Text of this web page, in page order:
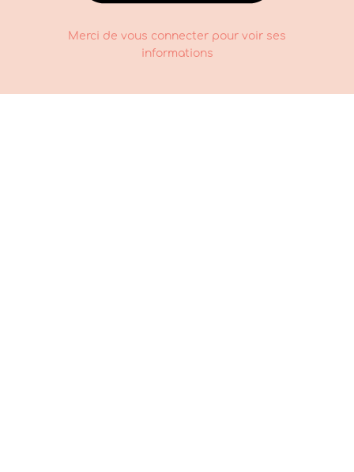
Merci de vous connecter pour voir ses
informations